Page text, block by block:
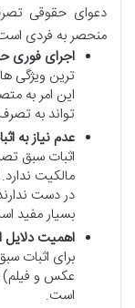
دعوای حقوقی
منحصر به فردی است
اجرای فوری
ترین ویژگی
این امر به
تواند به
عدم نیاز به
اثبات سبق
مالکیت
در دست
بسیار مفید
اهمیت
برای اثبات
عکس و فیلم)
است.